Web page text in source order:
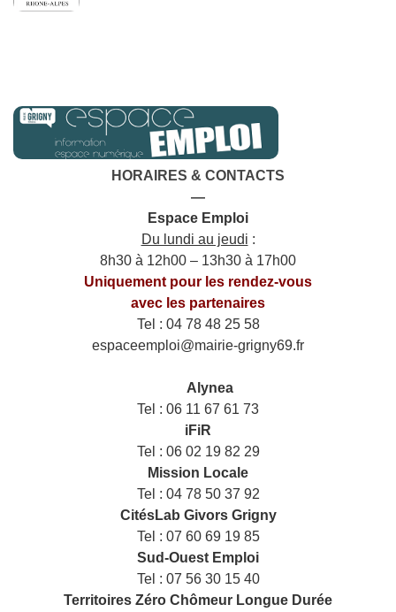
HORAIRES & CONTACTS
—
Espace Emploi
Du lundi au jeudi :
8h30 à 12h00 – 13h30 à 17h00
Uniquement pour les rendez-vous
avec les partenaires
Tel : 04 78 48 25 58
espaceemploi@mairie-grigny69.fr
Alynea
Tel : 06 11 67 61 73
iFiR
Tel : 06 02 19 82 29
Mission Locale
Tel : 04 78 50 37 92
CitésLab Givors Grigny
Tel : 07 60 69 19 85
Sud-Ouest Emploi
Tel : 07 56 30 15 40
Territoires Zéro Chômeur Longue Durée